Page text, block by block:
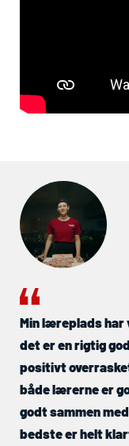
Min læreplads har
det er en rigtig
positivt
både lærerne er
godt sammen
bedste er helt